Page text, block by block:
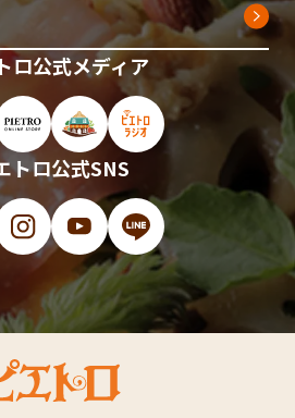
ロ公式メディア
ロ公式サイト（新しいウィンドウで
ピエトロオンラインストア（新しい
ピエトロホームタウン（新
ピエトロラジオ（新
トロ公式SNS
しいウィンドウで開きます）
Instagram（新しいウィンドウで開
YouTube（新しいウィンド
LINE（新しいウィン